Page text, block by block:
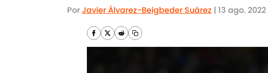
PorJavier Álvarez-Beigbeder Suárez | 13 ago. 2022